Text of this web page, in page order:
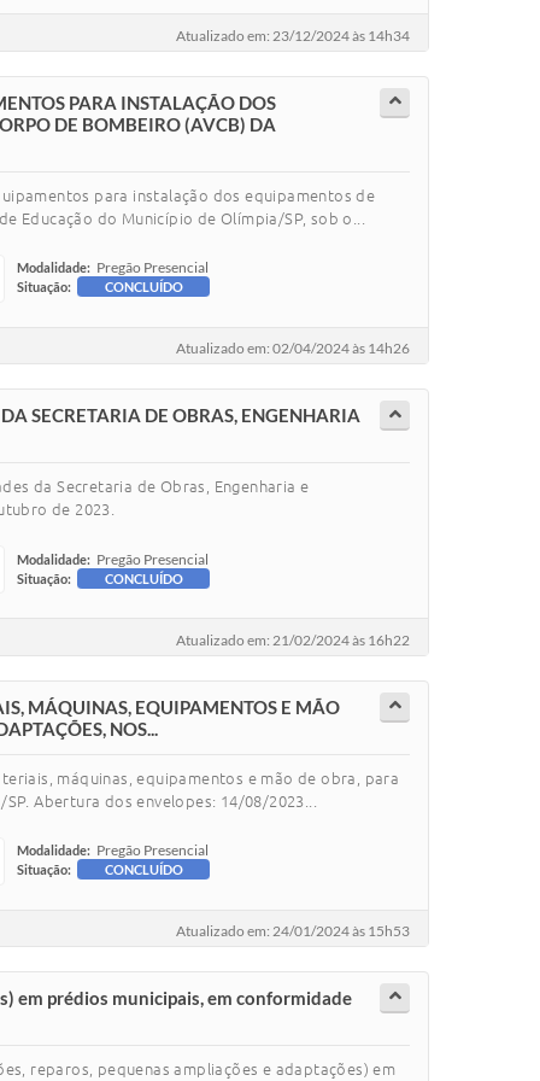
Atualizado em: 23/12/2024 às 14h34
PARA INSTALAÇÃO DOS
DE BOMBEIRO (AVCB) DA
para instalação dos equipamentos de
Educação do Município de Olímpia/SP, sob o...
Modalidade: Pregão Presencial
Situação: CONCLUÍDO
Atualizado em: 02/04/2024 às 14h26
SECRETARIA DE OBRAS, ENGENHARIA
da Secretaria de Obras, Engenharia e
de 2023.
Modalidade: Pregão Presencial
Situação: CONCLUÍDO
Atualizado em: 21/02/2024 às 16h22
MÁQUINAS, EQUIPAMENTOS E MÃO
NOS...
máquinas, equipamentos e mão de obra, para
Abertura dos envelopes: 14/08/2023...
Modalidade: Pregão Presencial
Situação: CONCLUÍDO
Atualizado em: 24/01/2024 às 15h53
em prédios municipais, em conformidade
reparos, pequenas ampliações e adaptações) em